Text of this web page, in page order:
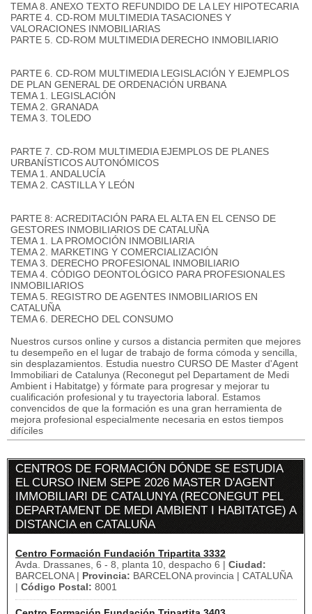
TEMA 8. ANEXO TEXTO REFUNDIDO DE LA LEY HIPOTECARIA
PARTE 4. CD-ROM MULTIMEDIA TASACIONES Y
VALORACIONES INMOBILIARIAS
PARTE 5. CD-ROM MULTIMEDIA DERECHO INMOBILIARIO
PARTE 6. CD-ROM MULTIMEDIA LEGISLACIÓN Y EJEMPLOS
DE PLAN GENERAL DE ORDENACIÓN URBANA
TEMA 1. LEGISLACIÓN
TEMA 2. GRANADA
TEMA 3. TOLEDO
PARTE 7. CD-ROM MULTIMEDIA EJEMPLOS DE PLANES
URBANÍSTICOS AUTONÓMICOS
TEMA 1. ANDALUCÍA
TEMA 2. CASTILLA Y LEÓN
PARTE 8: ACREDITACIÓN PARA EL ALTA EN EL CENSO DE
GESTORES INMOBILIARIOS DE CATALUÑA
TEMA 1. LA PROMOCIÓN INMOBILIARIA
TEMA 2. MARKETING Y COMERCIALIZACIÓN
TEMA 3. DERECHO PROFESIONAL INMOBILIARIO
TEMA 4. CÓDIGO DEONTOLÓGICO PARA PROFESIONALES
INMOBILIARIOS
TEMA 5. REGISTRO DE AGENTES INMOBILIARIOS EN
CATALUÑA
TEMA 6. DERECHO DEL CONSUMO
Nuestros cursos online y cursos a distancia permiten que mejores
tu desempeño en el lugar de trabajo de forma cómoda y sencilla,
sin desplazamientos. Estudia nuestro CURSO DE Master d'Agent
Immobiliari de Catalunya (Reconegut pel Departament de Medi
Ambient i Habitatge) y fórmate para progresar y mejorar tu
cualificación profesional y tu trayectoria laboral. Estamos
convencidos de que la formación es una gran herramienta de
mejora profesional especialmente necesaria en estos tiempos
difíciles
CENTROS DE FORMACIÓN DÓNDE SE ESTUDIA
EL CURSO INEM SEPE 2026 MASTER D'AGENT
IMMOBILIARI DE CATALUNYA (RECONEGUT PEL
DEPARTAMENT DE MEDI AMBIENT I HABITATGE) A
DISTANCIA en CATALUÑA
Centro Formación Fundación Tripartita 3332
Avda. Drassanes, 6 - 8, planta 10, despacho 6 | Ciudad:
BARCELONA | Provincia: BARCELONA provincia | CATALUÑA
| Código Postal: 8001